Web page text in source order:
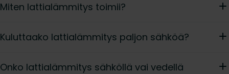
Miten lattialämmitys toimii?
Kuluttaako lattialämmitys paljon sähköä?
Onko lattialämmitys sähköllä vai vedellä